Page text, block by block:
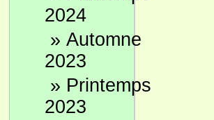
2024
» Automne
2023
» Printemps
2023